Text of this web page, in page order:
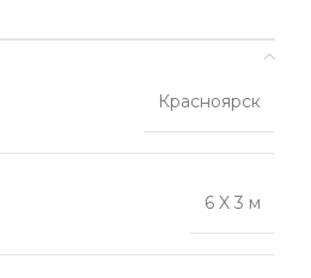
Красноярск
6 X 3 м